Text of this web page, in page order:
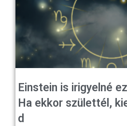
Einstein is irigyelné
Ha ekkor születtél,
d